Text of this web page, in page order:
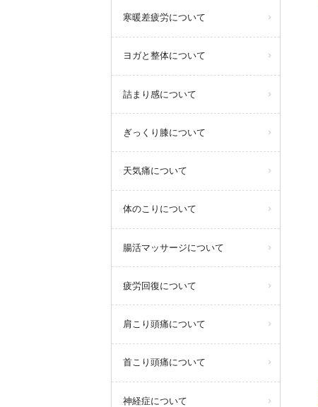
寒暖差疲労について
ヨガと整体について
詰まり感について
ぎっくり膝について
天気痛について
体のこりについて
腸活マッサージについて
疲労回復について
肩こり頭痛について
首こり頭痛について
神経症について